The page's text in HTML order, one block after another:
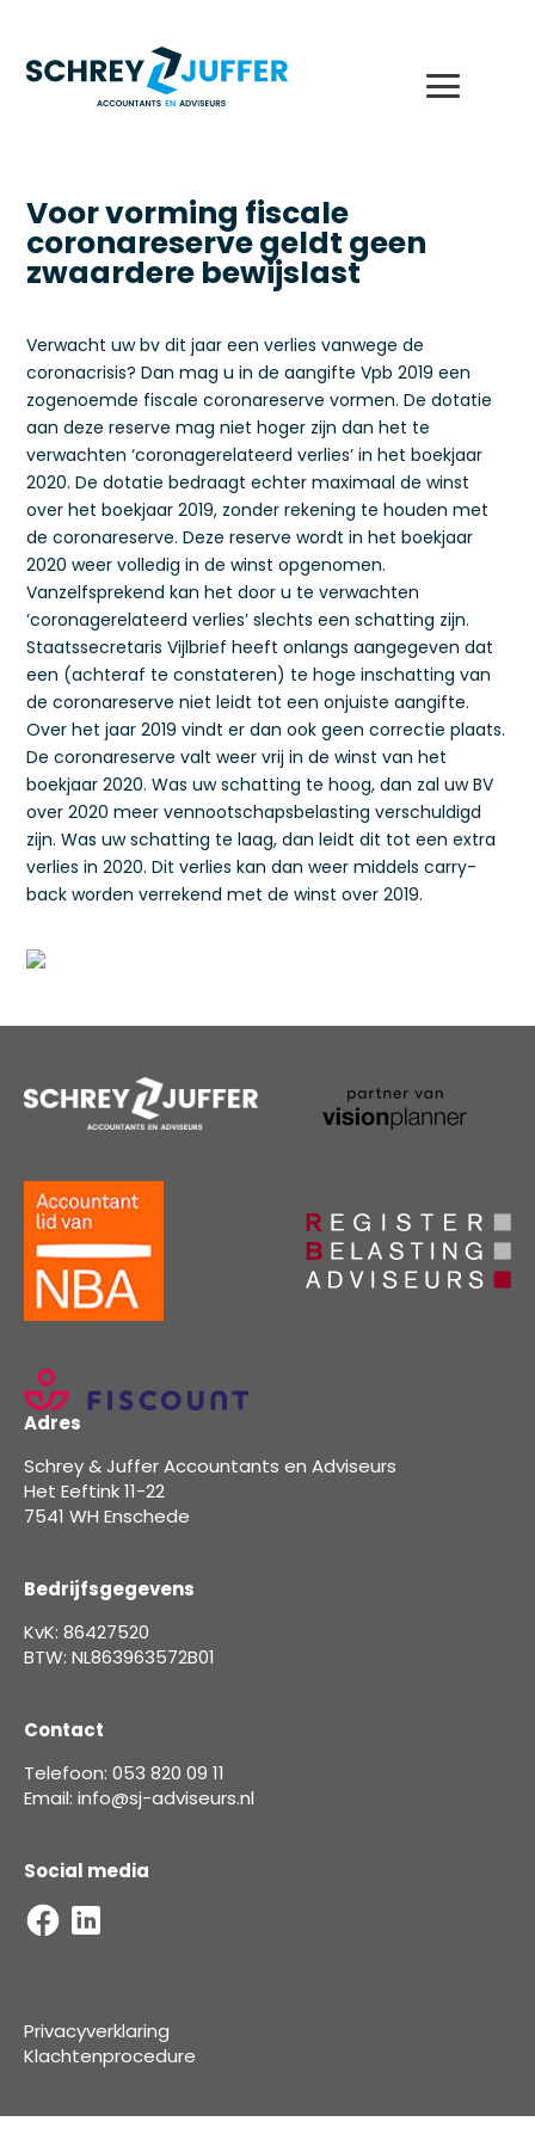
Voor vorming fiscale
coronareserve geldt geen
zwaardere bewijslast
Verwacht uw bv dit jaar een verlies vanwege de
coronacrisis? Dan mag u in de aangifte Vpb 2019 een
zogenoemde fiscale coronareserve vormen. De dotatie
aan deze reserve mag niet hoger zijn dan het te
verwachten ‘coronagerelateerd verlies’ in het boekjaar
2020. De dotatie bedraagt echter maximaal de winst
over het boekjaar 2019, zonder rekening te houden met
de coronareserve. Deze reserve wordt in het boekjaar
2020 weer volledig in de winst opgenomen.
Vanzelfsprekend kan het door u te verwachten
‘coronagerelateerd verlies’ slechts een schatting zijn.
Staatssecretaris Vijlbrief heeft onlangs aangegeven dat
een (achteraf te constateren) te hoge inschatting van
de coronareserve niet leidt tot een onjuiste aangifte.
Over het jaar 2019 vindt er dan ook geen correctie plaats.
De coronareserve valt weer vrij in de winst van het
boekjaar 2020. Was uw schatting te hoog, dan zal uw BV
over 2020 meer vennootschapsbelasting verschuldigd
zijn. Was uw schatting te laag, dan leidt dit tot een extra
verlies in 2020. Dit verlies kan dan weer middels carry-
back worden verrekend met de winst over 2019.
Adres
Schrey & Juffer Accountants en Adviseurs
Het Eeftink 11-22
7541 WH Enschede
Bedrijfsgegevens
KvK: 86427520
BTW: NL863963572B01
Contact
Telefoon: 053 820 09 11
Email: info@sj-adviseurs.nl
Social media
Privacyverklaring
Klachtenprocedure